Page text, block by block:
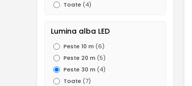
Toate (4)
Lumina alba LED
Peste 10 m (6)
Peste 20 m (5)
Peste 30 m (4)
Toate (7)